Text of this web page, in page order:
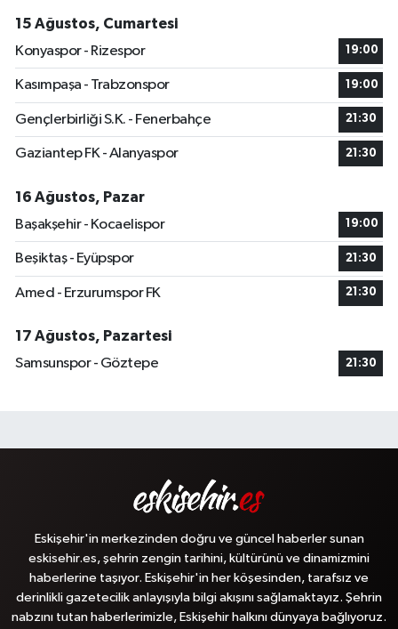
15 Ağustos, Cumartesi
Konyaspor - Rizespor
19:00
Kasımpaşa - Trabzonspor 19:00
Gençlerbirliği S.K. - Fenerbahçe 21:30
Gaziantep FK - Alanyaspor 21:30
16 Ağustos, Pazar
Başakşehir - Kocaelispor
19:00
Beşiktaş - Eyüpspor 21:30
Amed - Erzurumspor FK 21:30
17 Ağustos, Pazartesi
Samsunspor - Göztepe
21:30
Eskişehir'in merkezinden doğru ve güncel haberler sunan
eskisehir.es, şehrin zengin tarihini, kültürünü ve dinamizmini
haberlerine taşıyor. Eskişehir'in her köşesinden, tarafsız ve
derinlikli gazetecilik anlayışıyla bilgi akışını sağlamaktayız. Şehrin
nabzını tutan haberlerimizle, Eskişehir halkını dünyaya bağlıyoruz.